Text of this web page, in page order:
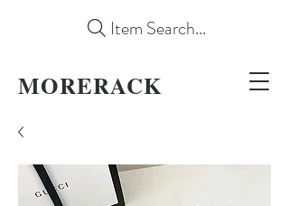
MORERACK
Item Search...